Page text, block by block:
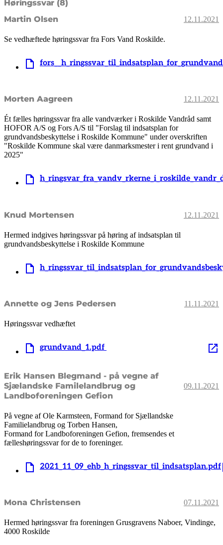
Høringssvar (8)
Martin Olsen
12.11.2021
Se vedhæftede høringssvar fra Fors Vand Roskilde.
Morten Aagreen 12.11.2021
Ét fælles høringssvar fra alle vandværker i Roskilde Vandråd samt
HOFOR A/S og Fors A/S til "Forslag til indsatsplan for
grundvandsbeskyttelse i Roskilde Kommune" under overskriften
"Roskilde Kommune skal være danmarksmester i rent grundvand i
2025"
Knud Mortensen 12.11.2021
Hermed indgives høringssvar på høring af indsatsplan til
grundvandsbeskyttelse i Roskilde Kommune
Annette og Jens Pedersen 11.11.2021
Høringssvar vedhæftet
grundvand_1.pdf
Erik Hansen Blegmand - på vegne af
Sjælandske Familelandbrug og
Landboforeningen Gefion
09.11.2021
På vegne af Ole Karmsteen, Formand for Sjællandske
Familielandbrug og Torben Hansen,
Formand for Landboforeningen Gefion, fremsendes et
fælleshøringssvar for de to foreninger.
2021_11_09_ehb_h_ringssvar_til_indsatsplan.pdf
Mona Christensen 07.11.2021
Hermed høringssvar fra foreningen Grusgravens Naboer, Vindinge,
4000 Roskilde